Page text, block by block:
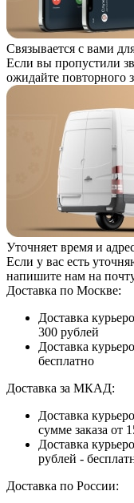
Связывается с вами
Если вы пропустили
ожидайте повторного
Уточняет время и
Если у вас есть
напишите нам на
Доставка по Москве:
Доставка
300 рублей
Доставка
бесплатно
Доставка за МКАД:
Доставка
сумме заказа от
Доставка
рублей -
Доставка по России: